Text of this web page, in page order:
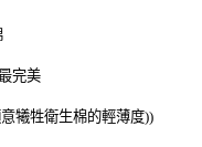
完美
犧牲衛生棉的輕薄度))